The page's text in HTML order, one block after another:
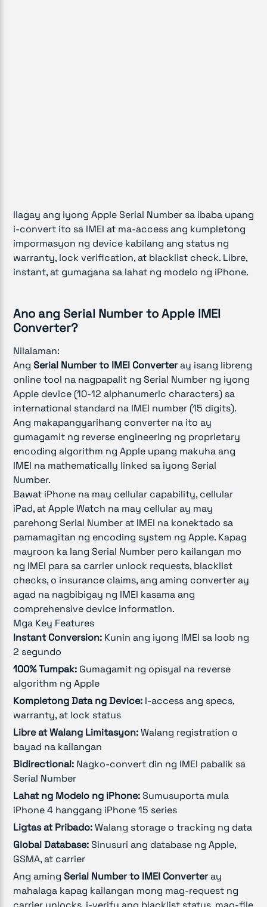
Ilagay ang iyong Apple Serial Number sa ibaba upang
i-convert ito sa IMEI at ma-access ang kumpletong
impormasyon ng device kabilang ang status ng
warranty, lock verification, at blacklist check. Libre,
instant, at gumagana sa lahat ng modelo ng iPhone.
Ano ang Serial Number to Apple IMEI
Converter?
Nilalaman:
Ang Serial Number to IMEI Converteray isang libreng
online tool na nagpapalit ng Serial Number ng iyong
Apple device (10-12 alphanumeric characters) sa
international standard na IMEI number (15 digits).
Ang makapangyarihang converter na ito ay
gumagamit ng reverse engineering ng proprietary
encoding algorithm ng Apple upang makuha ang
IMEI na mathematically linked sa iyong Serial
Number.
Bawat iPhone na may cellular capability, cellular
iPad, at Apple Watch na may cellular ay may
parehong Serial Number at IMEI na konektado sa
pamamagitan ng encoding system ng Apple. Kapag
mayroon ka lang Serial Number pero kailangan mo
ng IMEI para sa carrier unlock requests, blacklist
checks, o insurance claims, ang aming converter ay
agad na nagbibigay ng IMEI kasama ang
comprehensive device information.
Mga Key Features
Instant Conversion: Kunin ang iyong IMEI sa loob ng
2 segundo
100% Tumpak: Gumagamit ng opisyal na reverse
algorithm ng Apple
Kompletong Data ng Device: I-access ang specs,
warranty, at lock status
Libre at Walang Limitasyon:Walang registration o
bayad na kailangan
Bidirectional: Nagko-convert din ng IMEI pabalik sa
Serial Number
Lahat ng Modelo ng iPhone:Sumusuporta mula
iPhone 4 hanggang iPhone 15 series
Ligtas at Pribado:Walang storage o tracking ng data
Global Database:Sinusuri ang database ng Apple,
GSMA, at carrier
Ang aming Serial Number to IMEI Converteray
mahalaga kapag kailangan mong mag-request ng